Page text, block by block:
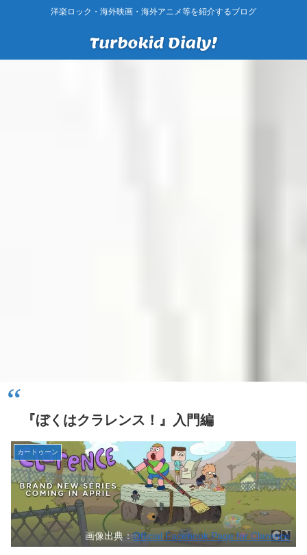
洋楽ロック・海外映画・海外アニメ等を紹介するブログ
『ぼくはクラレンス！』入門編
カートゥーン
画像出典：Official Facebook Page for Clarence